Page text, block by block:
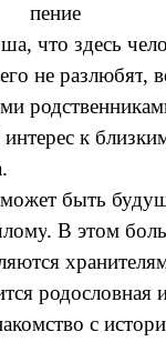
пение
, что здесь
его не разлюбят,
интерес к
.
может быть
. В этом
родословная
с